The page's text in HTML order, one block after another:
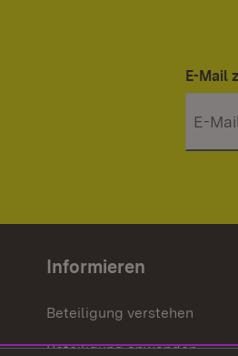
E-Mail
Informieren
Beteiligung verstehen
Beteiligung anwenden